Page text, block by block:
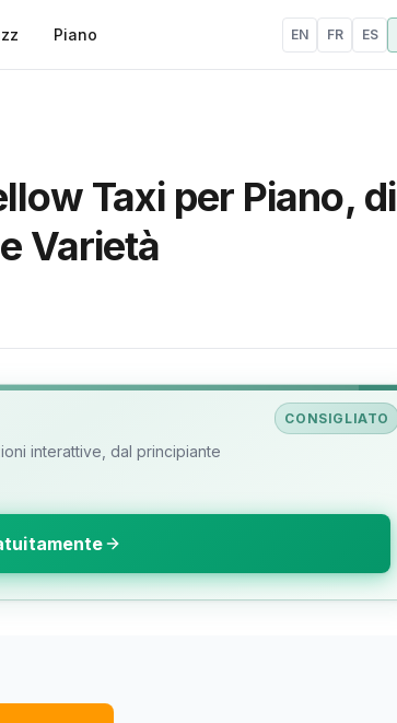
Piano EN FR ES
Taxi per Piano, di
Varietà
CONSIGLIATO
interattive, dal principiante